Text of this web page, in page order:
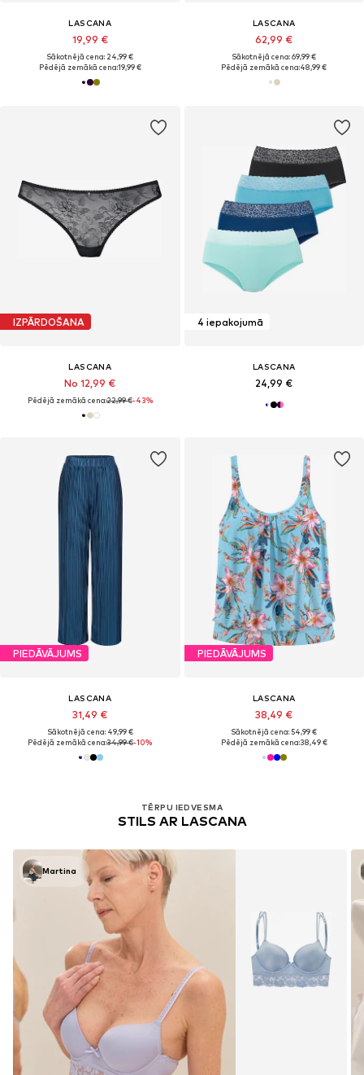
LASCANA
19,99 €
Sākotnējā cena: 24,99 €
Pēdējā zemākā cena:19,99 €
LASCANA
62,99 €
Sākotnējā cena: 69,99 €
Pēdējā zemākā cena:48,99 €
IZPĀRDOŠANA
LASCANA
No 12,99 €
Pēdējā zemākā cena:22,99 €-43%
4 iepakojumā
LASCANA
24,99 €
PIEDĀVĀJUMS
LASCANA
31,49 €
Sākotnējā cena: 49,99 €
Pēdējā zemākā cena:34,99 €-10%
PIEDĀVĀJUMS
LASCANA
38,49 €
Sākotnējā cena: 54,99 €
Pēdējā zemākā cena:38,49 €
TĒRPU IEDVESMA
STILS AR LASCANA
Martina